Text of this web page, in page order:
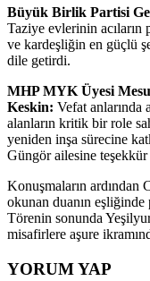
Büyük Birlik Partisi
Taziye evlerinin acıların
ve kardeşliğin en güçlü
dile getirdi.
MHP MYK Üyesi
Keskin: Vefat anlarında
alanların kritik bir role
yeniden inşa sürecine
Güngör ailesine teşekkür
Konuşmaların ardından
okunan duanın
Törenin sonunda
misafirlere aşure
YORUM YAP